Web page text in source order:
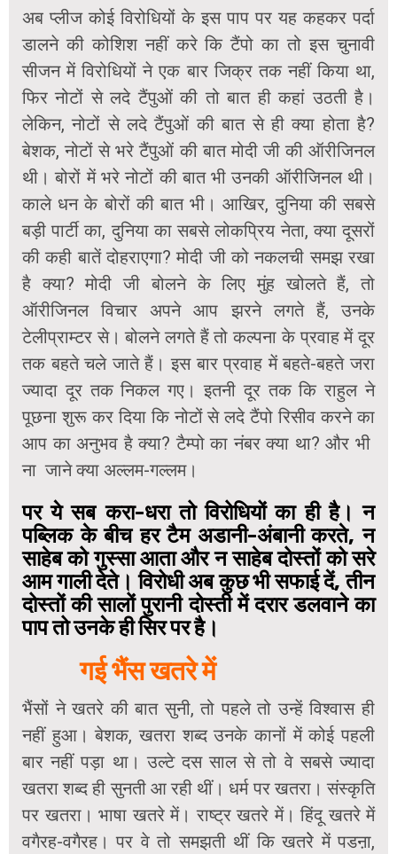
अब प्लीज कोई विरोधियों के इस पाप पर यह कहकर पर्दा
डालने की कोशिश नहीं करे कि टैंपो का तो इस चुनावी
सीजन में विरोधियों ने एक बार जिक्र तक नहीं किया था,
फिर नोटों से लदे टैंपुओं की तो बात ही कहां उठती है।
लेकिन, नोटों से लदे टैंपुओं की बात से ही क्या होता है?
बेशक, नोटों से भरे टैंपुओं की बात मोदी जी की ऑरीजिनल
थी। बोरों में भरे नोटों की बात भी उनकी ऑरीजिनल थी।
काले धन के बोरों की बात भी। आखिर, दुनिया की सबसे
बड़ी पार्टी का, दुनिया का सबसे लोकप्रिय नेता, क्या दूसरों
की कही बातें दोहराएगा? मोदी जी को नकलची समझ रखा
है क्या? मोदी जी बोलने के लिए मुंह खोलते हैं, तो
ऑरीजिनल विचार अपने आप झरने लगते हैं, उनके
टेलीप्राम्टर से। बोलने लगते हैं तो कल्पना के प्रवाह में दूर
तक बहते चले जाते हैं। इस बार प्रवाह में बहते-बहते जरा
ज्यादा दूर तक निकल गए। इतनी दूर तक कि राहुल ने
पूछना शुरू कर दिया कि नोटों से लदे टैंपो रिसीव करने का
आप का अनुभव है क्या? टैम्पो का नंबर क्या था? और भी
ना जाने क्या अल्लम-गल्लम।
पर ये सब करा-धरा तो विरोधियों का ही है। न
पब्लिक के बीच हर टैम अडानी-अंबानी करते, न
साहेब को गुस्सा आता और न साहेब दोस्तों को सरे
आम गाली देते। विरोधी अब कुछ भी सफाई दें, तीन
दोस्तों की सालों पुरानी दोस्ती में दरार डलवाने का
पाप तो उनके ही सिर पर है।
गई भैंस खतरे में
भैंसों ने खतरे की बात सुनी, तो पहले तो उन्हें विश्वास ही
नहीं हुआ। बेशक, खतरा शब्द उनके कानों में कोई पहली
बार नहीं पड़ा था। उल्टे दस साल से तो वे सबसे ज्यादा
खतरा शब्द ही सुनती आ रही थीं। धर्म पर खतरा। संस्कृति
पर खतरा। भाषा खतरे में। राष्ट्र खतरे में। हिंदू खतरे में
वगैरह-वगैरह। पर वे तो समझती थीं कि खतरेे में पडऩा,